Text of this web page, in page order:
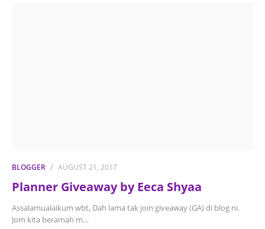
BLOGGER AUGUST 21, 2017
Planner Giveaway by Eeca Shyaa
Assalamualaikum wbt, Dah lama tak join giveaway (GA) di blog ni.
Jom kita beramah m…